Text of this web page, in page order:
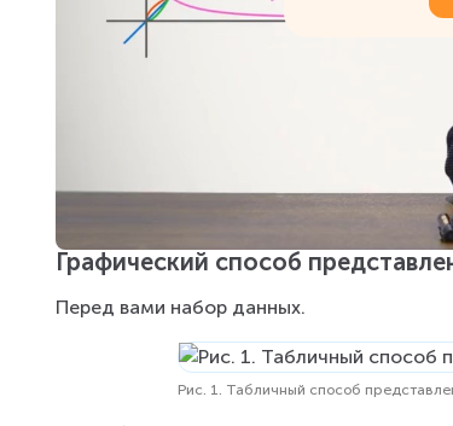
Графический способ
Перед вами набор данных.
Рис. 1. Табличный способ